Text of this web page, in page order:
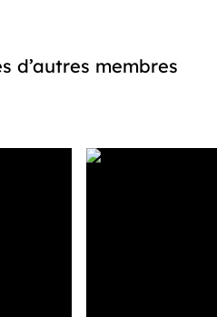
d’autres membres